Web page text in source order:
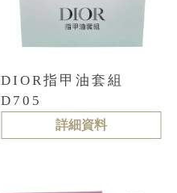
DIOR指甲油套組
D705
詳細資料